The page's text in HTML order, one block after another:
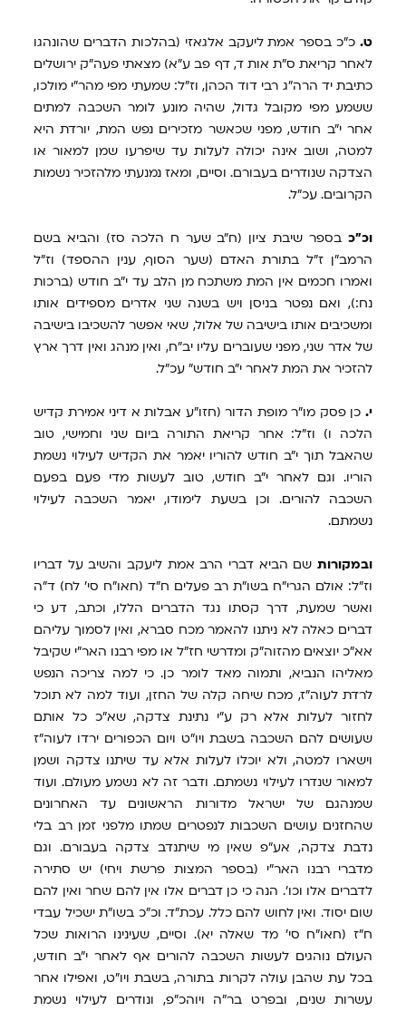
ט. כ"כ בספר אמת ליעקב אלגאזי (בהלכות הדברים שהונהגו
לאחר קריאת ס"ת אות ד, דף פב ע"א) מצאתי פעה"ק ירושלים
כתיבת יד הרה"ג רבי דוד הכהן, וז"ל: שמעתי מפי מהר"י מולכו,
ששמע מפי מקובל גדול, שהיה מונע לומר השכבה למתים
אחר י"ב חודש, מפני שכאשר מזכירים נפש המת, יורדת היא
למטה, ושוב אינה יכולה לעלות עד שיפרעו שמן למאור או
הצדקה שנודרים בעבורם. וסיים, ומאז נמנעתי מלהזכיר נשמות
הקרובים. עכ"ל.
וכ"כ בספר שיבת ציון (ח"ב שער ח הלכה סז) והביא בשם
הרמב"ן ז"ל בתורת האדם (שער הסוף, ענין ההספד) וז"ל
ואמרו חכמים אין המת משתכח מן הלב עד י"ב חודש (ברכות
נח:), ואם נפטר בניסן ויש בשנה שני אדרים מספידים אותו
ומשכיבים אותו בישיבה של אלול, שאי אפשר להשכיבו בישיבה
של אדר שני, מפני שעוברים עליו יב"ח, ואין מנהג ואין דרך ארץ
להזכיר את המת לאחר י"ב חודש" עכ"ל.
י. כן פסק מו"ר מופת הדור (חזו"ע אבלות א דיני אמירת קדיש
הלכה ו) וז"ל: אחר קריאת התורה ביום שני וחמישי, טוב
שהאבל תוך י"ב חודש להוריו יאמר את הקדיש לעילוי נשמת
הוריו. וגם לאחר י"ב חודש, טוב לעשות מדי פעם בפעם
השכבה להורים. וכן בשעת לימודו, יאמר השכבה לעילוי
נשמתם.
ובמקורות שם הביא דברי הרב אמת ליעקב והשיב על דבריו
וז"ל: אולם הגרי"ח בשו"ת רב פעלים ח"ד (חאו"ח סי' לח) ד"ה
ואשר שמעת, דרך קסתו נגד הדברים הללו, וכתב, דע כי
דברים כאלה לא ניתנו להאמר מכח סברא, ואין לסמוך עליהם
אא"כ יוצאים מהזוה"ק ומדרשי חז"ל או מפי רבנו האר"י שקיבל
מאליהו הנביא, ותמוה מאד לומר כן. כי למה צריכה הנפש
לרדת לעוה"ז, מכח שיחה קלה של החזן, ועוד למה לא תוכל
לחזור לעלות אלא רק ע"י נתינת צדקה, שא"כ כל אותם
שעושים להם השכבה בשבת ויו"ט ויום הכפורים ירדו לעוה"ז
וישארו למטה, ולא יוכלו לעלות אלא עד שיתנו צדקה ושמן
למאור שנדרו לעילוי נשמתם. ודבר זה לא נשמע מעולם. ועוד
שמנהגם של ישראל מדורות הראשונים עד האחרונים
שהחזנים עושים השכבות לנפטרים שמתו מלפני זמן רב בלי
נדבת צדקה, אע"פ שאין מי שיתנדב צדקה בעבורם. וגם
מדברי רבנו האר"י (בספר המצות פרשת ויחי) יש סתירה
לדברים אלו וכו'. הנה כי כן דברים אלו אין להם שחר ואין להם
שום יסוד. ואין לחוש להם כלל. עכת"ד. וכ"כ בשו"ת ישכיל עבדי
ח"ז (חאו"ח סי' מד שאלה יא). וסיים, שעינינו הרואות שכל
העולם נוהגים לעשות השכבה להורים אף לאחר י"ב חודש,
בכל עת שהבן עולה לקרות בתורה, בשבת ויו"ט, ואפילו אחר
עשרות שנים, ובפרט בר"ה ויוהכ"פ, ונודרים לעילוי נשמת